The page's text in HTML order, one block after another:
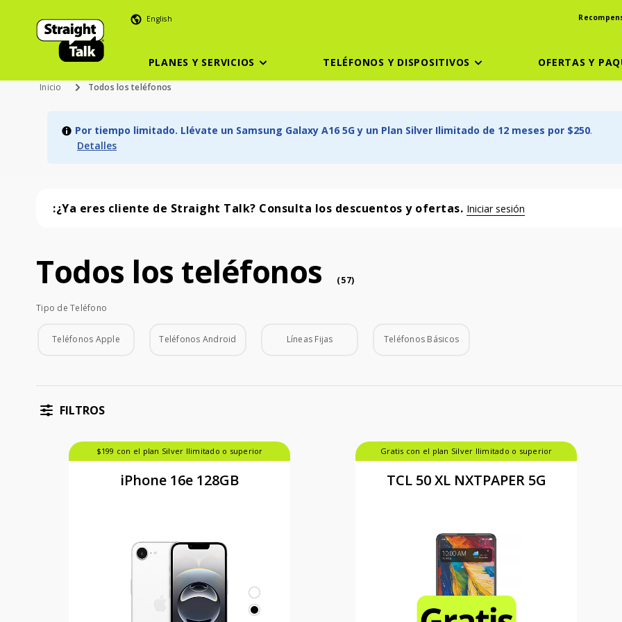
English
PLANES Y SERVICIOS TELÉFONOS Y DISPOSITIVOS OFERTAS Y
Inicio Todos los teléfonos
Por tiempo limitado. Llévate un Samsung Galaxy A16 5G y un Plan Silver Ilimitado de 12 meses por $250.
Detalles
:¿Ya eres cliente de Straight Talk? Consulta los descuentos y ofertas. Iniciar sesión
Todos los teléfonos (57 phone )
Todos los teléfonos (57)
Tipo de Teléfono
Tipo de Teléfono
Teléfonos Apple Teléfonos Android Líneas Fijas Teléfonos Básicos
FILTROS
$199 con el plan Silver Ilimitado o superior
iPhone 16e 128GB
Gratis con el plan Silver Ilimitado o superior
TCL 50 XL NXTPAPER 5G